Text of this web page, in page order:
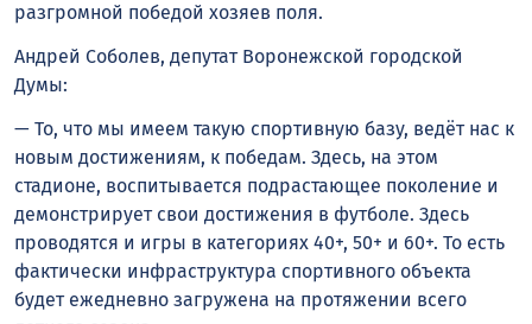
разгромной победой хозяев поля.
Андрей Соболев, депутат Воронежской городской
Думы:
— То, что мы имеем такую спортивную базу, ведёт нас к
новым достижениям, к победам. Здесь, на этом
стадионе, воспитывается подрастающее поколение и
демонстрирует свои достижения в футболе. Здесь
проводятся и игры в категориях 40+, 50+ и 60+. То есть
фактически инфраструктура спортивного объекта
будет ежедневно загружена на протяжении всего